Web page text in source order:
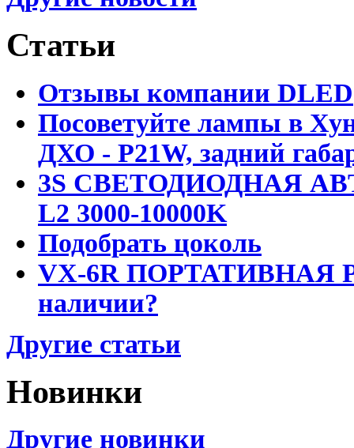
Статьи
Отзывы компании DLED
Посоветуйте лампы в
ДХО - P21W, задний
3S СВЕТОДИОДНАЯ
L2 3000-10000K
Подобрать цоколь
VX-6R ПОРТАТИВНАЯ
наличии?
Другие статьи
Новинки
Другие новинки